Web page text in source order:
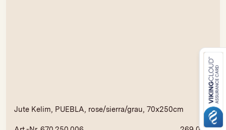
Jute Kelim, PUEBLA, rose/sierra/grau, 70x250cm